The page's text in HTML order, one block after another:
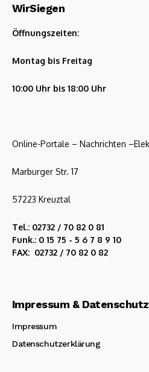
WirSiegen
Öffnungszeiten:
Montag bis Freitag
10:00 Uhr bis 18:00 Uhr
Online-Portale – Nachrichten
Marburger Str. 17
57223 Kreuztal
Tel.: 02732 / 70 82 0 81
Funk.: 0 15 75 - 5 6 7 8 9 10
FAX: 02732 / 70 82 0 82
Impressum & Datenschutz
Impressum
Datenschutzerklärung